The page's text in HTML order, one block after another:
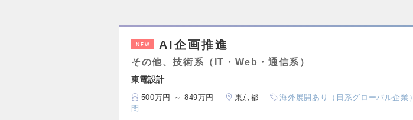
NEW AI企画推進
その他、技術系（IT・Web・通信系）
東電設計
500万円 ～ 849万円 東京都 海外展開あり（日系グローバル企業）
問